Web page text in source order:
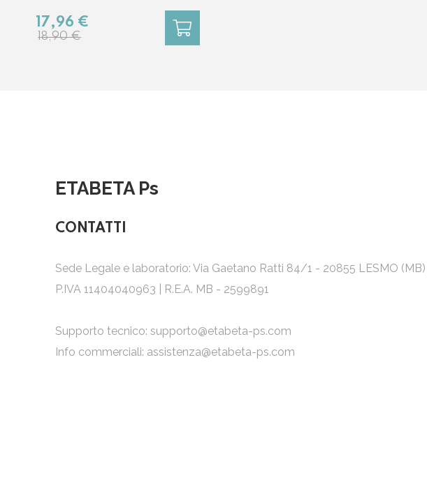
18,90 €
17,96 €
ETABETA Ps
CONTATTI
Sede Legale e laboratorio: Via Gaetano Ratti 84/1 - 20855 LESMO (MB) |
P.IVA 11404040963 | R.E.A. MB - 2599891
Supporto tecnico: supporto@etabeta-ps.com
Info commerciali: assistenza@etabeta-ps.com